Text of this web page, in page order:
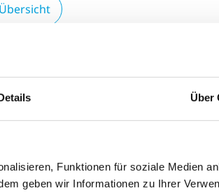
Über
Funktionen für soziale Medien
geben wir Informationen zu Ihrer